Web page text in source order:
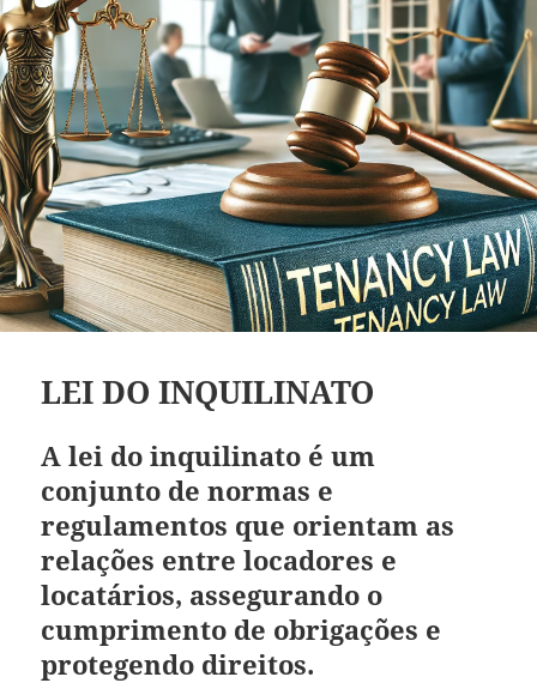
LEI DO INQUILINATO
A lei do inquilinato é um
conjunto de normas e
regulamentos que orientam as
relações entre locadores e
locatários, assegurando o
cumprimento de obrigações e
protegendo direitos.